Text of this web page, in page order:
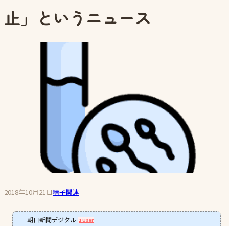
止」というニュース
2018年10月21日精子関連
朝日新聞デジタル 1 User